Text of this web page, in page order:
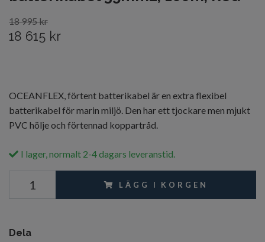
18 995 kr
18 615 kr
OCEANFLEX, förtent batterikabel är en extra flexibel
batterikabel för marin miljö. Den har ett tjockare men mjukt
PVC hölje och förtennad koppartråd.
I lager, normalt 2-4 dagars leveranstid.
LÄGG I KORGEN
Dela